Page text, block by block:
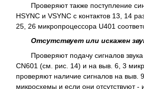
Проверяют также поступление
HSYNC и VSYNC с контактов 13, 14
25, 26 микропроцессора U401
Отсутствует или искажен
Проверяют подачу сигналов
CN601 (см. рис. 14) и на выв. 6, 3
проверяют наличие сигналов на выв.
микросхемы и если они отсутствуют -